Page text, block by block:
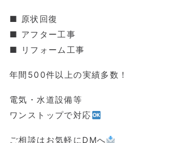
■ 原状回復
■ アフター工事
■ リフォーム工事
年間500件以上の実績多数！
電気・水道設備等
ワンストップで対応
ご相談はお気軽にDMへ